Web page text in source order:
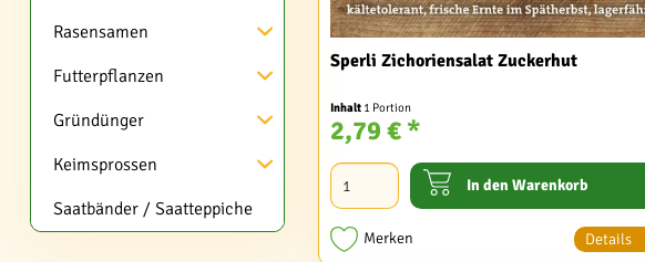
Rasensamen
Futterpflanzen
Gründünger
Keimsprossen
Saatbänder / Saatteppiche
Sperli Zichoriensalat Zuckerhut
Inhalt 1 Portion
2,79 € *
In den Warenkorb
Merken Details